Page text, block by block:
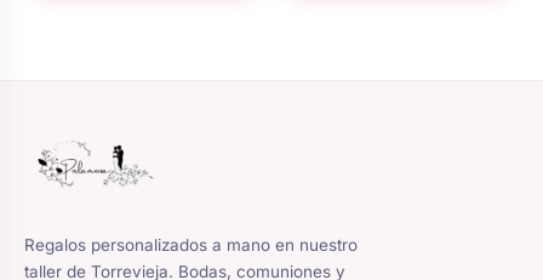
Regalos personalizados a mano en nuestro
taller de Torrevieja. Bodas, comuniones y